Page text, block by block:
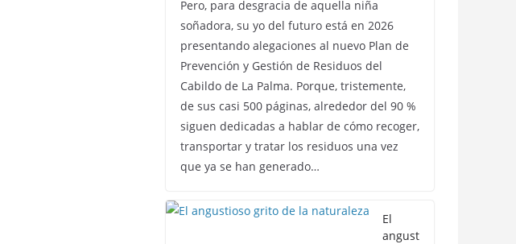
Pero, para desgracia de aquella niña
soñadora, su yo del futuro está en 2026
presentando alegaciones al nuevo Plan de
Prevención y Gestión de Residuos del
Cabildo de La Palma. Porque, tristemente,
de sus casi 500 páginas, alrededor del 90 %
siguen dedicadas a hablar de cómo recoger,
transportar y tratar los residuos una vez
que ya se han generado…
El
angust